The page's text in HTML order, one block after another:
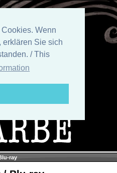
Wenn
erklären Sie sich
/ This
ray